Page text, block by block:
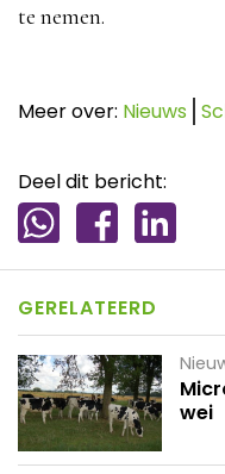
te nemen.
Meer over: Nieuws
Deel dit bericht:
GERELATEERD
wei